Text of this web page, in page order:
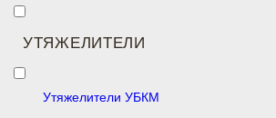
УТЯЖЕЛИТЕЛИ
Утяжелители УБКМ